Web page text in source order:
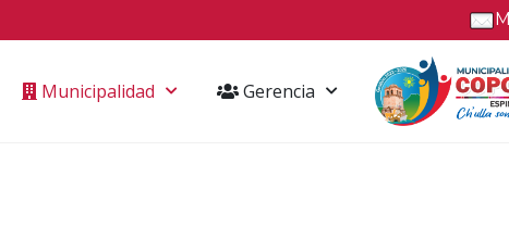
Municipalidad Gerencia